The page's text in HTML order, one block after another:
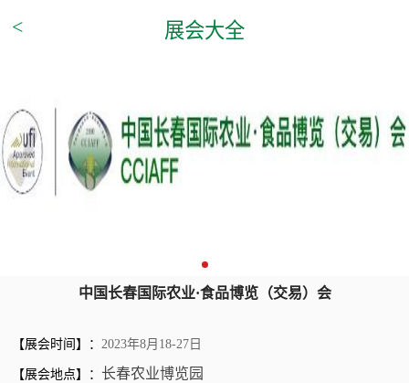
< 展会大全
中国长春国际农业·食品博览（交易）会
【展会时间】：2023年8月18-27日
【展会地点】： 长春农业博览园